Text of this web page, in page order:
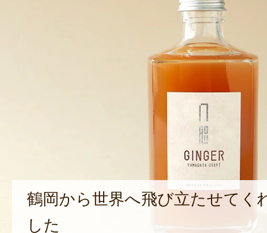
鶴岡から世界へ飛び立たせてく
した